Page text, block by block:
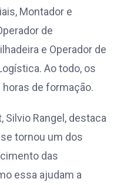
Montador e
de
e Operador de
Ao todo, os
de formação.
Silvio Rangel, destaca
tornou um dos
das
essa ajudam a